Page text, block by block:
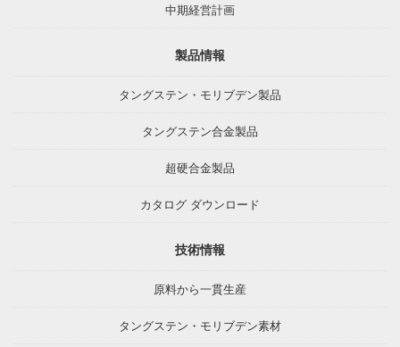
中期経営計画
製品情報
タングステン・モリブデン製品
タングステン合金製品
超硬合金製品
カタログ ダウンロード
技術情報
原料から一貫生産
タングステン・モリブデン素材